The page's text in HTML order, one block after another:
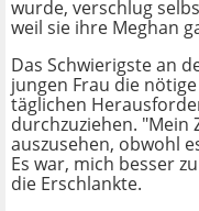
wurde, verschlug
weil sie ihre Meghan
Das Schwierigste an
jungen Frau die
täglichen
durchzuziehen. "Mein
auszusehen, obwohl
Es war, mich besser
die Erschlankte.